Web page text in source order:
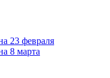
23 февраля
8 марта